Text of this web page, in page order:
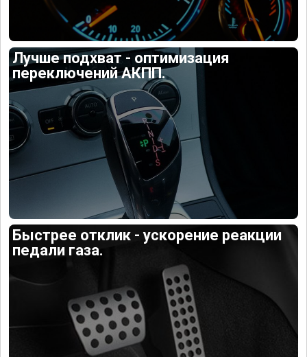
Лучше подхват - оптимизация
переключений АКПП.
Быстрее отклик - ускорение реакции
педали газа.